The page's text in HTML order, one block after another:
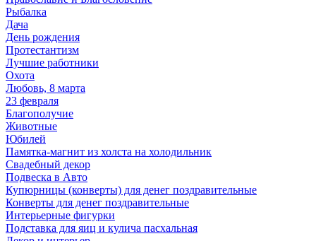
Рыбалка
Дача
День рождения
Протестантизм
Лучшие работники
Охота
Любовь, 8 марта
23 февраля
Благополучие
Животные
Юбилей
Памятка-магнит из холста на холодильник
Свадебный декор
Подвеска в Авто
Купюрницы (конверты) для денег поздравительные
Конверты для денег поздравительные
Интерьерные фигурки
Подставка для яиц и кулича пасхальная